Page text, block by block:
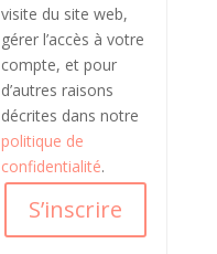
visite du site web,
gérer l’accès à votre
compte, et pour
d’autres raisons
décrites dans notre
politique de
confidentialité.
S’inscrire